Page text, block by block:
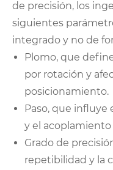
de precisión, los
siguientes
integrado y no de
Plomo, que
por rotación y
posicionamiento.
Paso, que influye
y el acoplamiento
Grado de
repetibilidad y la